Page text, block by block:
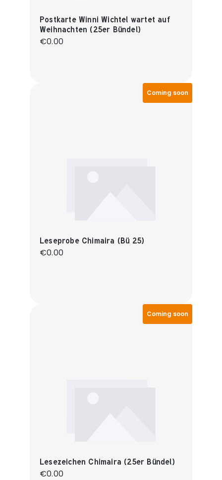
Postkarte Winni Wichtel wartet auf
Weihnachten (25er Bündel)
Regular price:
€0.00
Coming soon
Leseprobe Chimaira (Bü 25)
Regular price:
€0.00
Coming soon
Lesezeichen Chimaira (25er Bündel)
Regular price:
€0.00